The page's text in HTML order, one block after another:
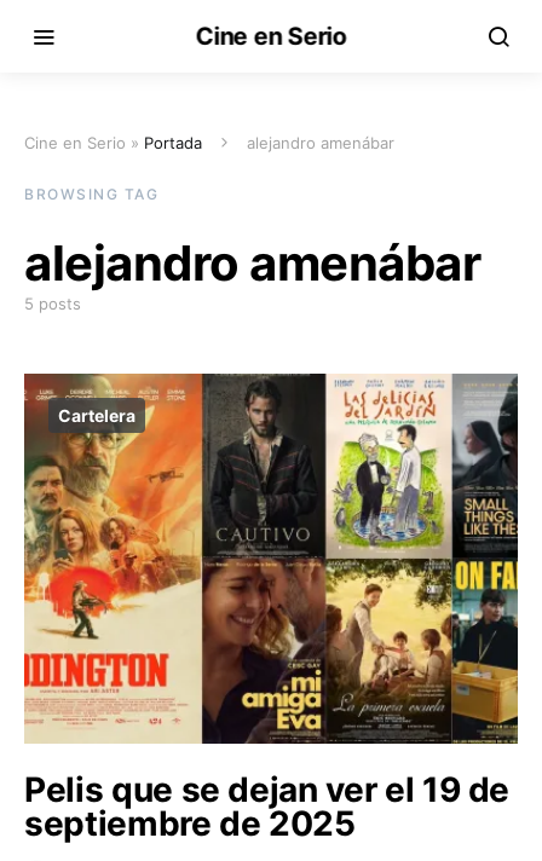
Cine en Serio
Cine en Serio » Portada alejandro amenábar
BROWSING TAG
alejandro amenábar
5 posts
Cartelera
Pelis que se dejan ver el 19 de
septiembre de 2025